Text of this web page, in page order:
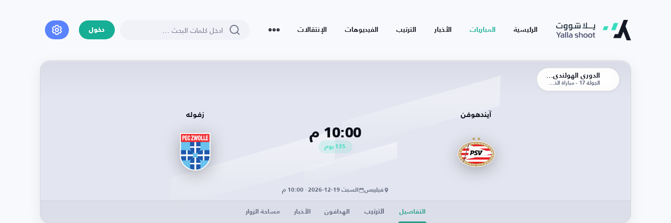
الرئيسية المباريات الأخبار الترتيب الفيديوهات الإنتقالات دخول
الجولة 17 - مباراة الذهاب
آيندهوفن
10:00 م
135 يوم
زفوله
فيليبس السبت 19-12-2026 · 10:00 م
التفاصيل الترتيب الهدافون الأخبار مساحة الزوار